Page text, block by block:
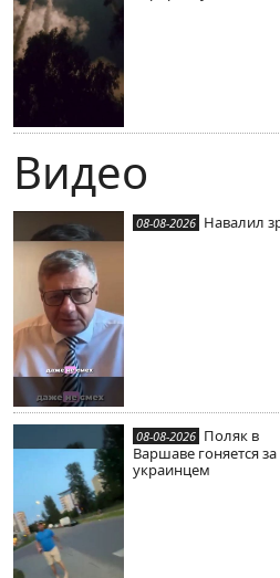
Видео
08-08-2026 Навалил
08-08-2026 Поляк в
Варшаве гоняется за
украинцем